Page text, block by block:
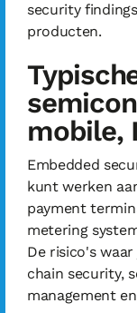
security
producten.
mobile,
Embedded
kunt werken
payment
metering
De risico's
chain security,
management